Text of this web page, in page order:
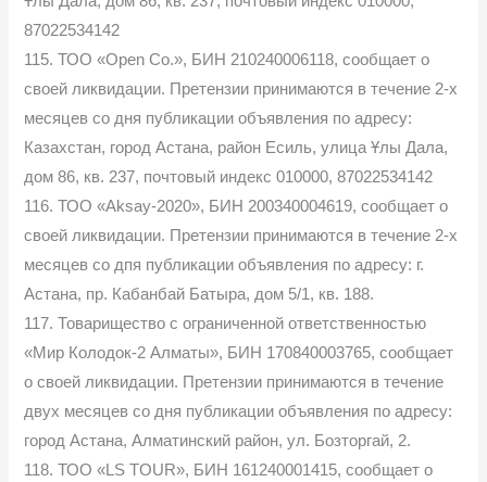
87022534142
115. ТОО «Open Co.», БИН 210240006118, сообщает о
своей ликвидации. Претензии принимаются в течение 2-х
месяцев со дня публикации объявления по адресу:
Казахстан, город Астана, район Есиль, улица Ұлы Дала,
дом 86, кв. 237, почтовый индекс 010000, 87022534142
116. ТОО «Aksay-2020», БИН 200340004619, сообщает о
своей ликвидации. Претензии принимаются в течение 2-х
месяцев со дпя публикации объявления по адресу: г.
Астана, пр. Кабанбай Батыра, дом 5/1, кв. 188.
117. Товарищество с ограниченной ответственностью
«Мир Колодок-2 Алматы», БИН 170840003765, сообщает
о своей ликвидации. Претензии принимаются в течение
двух месяцев со дня публикации объявления по адресу:
город Астана, Алматинский район, ул. Бозторгай, 2.
118. ТОО «LS TOUR», БИН 161240001415, сообщает о